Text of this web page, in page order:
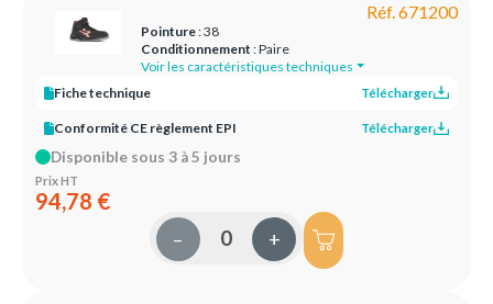
Réf. 671200
Pointure: 38
Conditionnement : Paire
Voir les caractéristiques techniques
Fiche technique
Télécharger
Conformité CE règlement EPI Télécharger
Disponible sous 3 à 5 jours
Prix HT
94,78 €
– +